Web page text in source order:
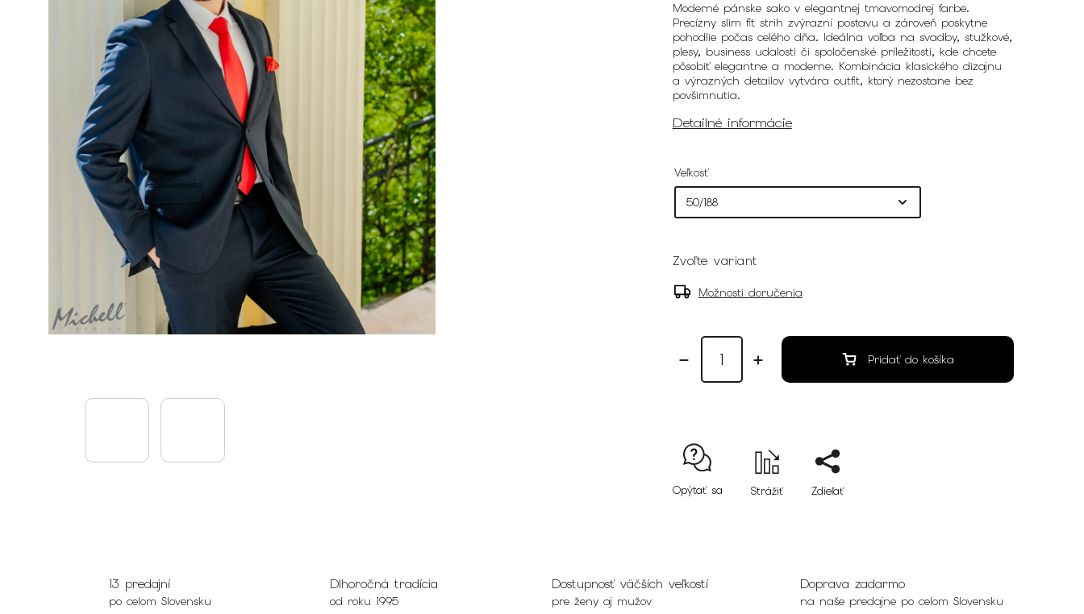
Moderné pánske sako v elegantnej tmavomodrej farbe.
Precízny slim fit strih zvýrazní postavu a zároveň poskytne
pohodlie počas celého dňa. Ideálna voľba na svadby, stužkové,
plesy, business udalosti či spoločenské príležitosti, kde chcete
pôsobiť elegantne a moderne. Kombinácia klasického dizajnu
a výrazných detailov vytvára outfit, ktorý nezostane bez
povšimnutia.
Detailné informácie
Veľkosť
Zvoľte variant
Možnosti doručenia
Pridať do košíka
Opýtať sa Strážiť Zdieľať
13 predajní
po celom Slovensku
Dlhoročná tradícia
od roku 1995
Dostupnosť väčších veľkostí
pre ženy aj mužov
Doprava zadarmo
na naše predajne po celom Slovensku